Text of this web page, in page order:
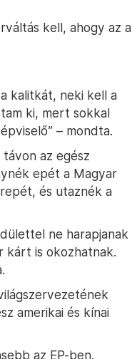
kell, ahogy az a
kalitkát, neki kell a
ki, mert sokkal
– mondta.
az egész
epét a Magyar
és utaznék a
ne harapjanak
kárt is okozhatnak.
amerikai és kínai
az EP-ben.